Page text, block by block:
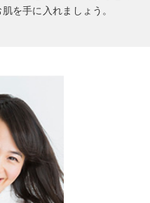
を手に入れましょう。